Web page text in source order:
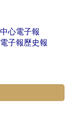
心電子報
子報歷史報